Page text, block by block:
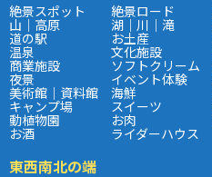
絶景スポット 絶景ロード
山｜高原 湖｜川｜滝
道の駅 お土産
温泉 文化施設
商業施設 ソフトクリーム
夜景 イベント体験
美術館｜資料館 海鮮
キャンプ場 スイーツ
動植物園 お肉
お酒 ライダーハウス
東西南北の端